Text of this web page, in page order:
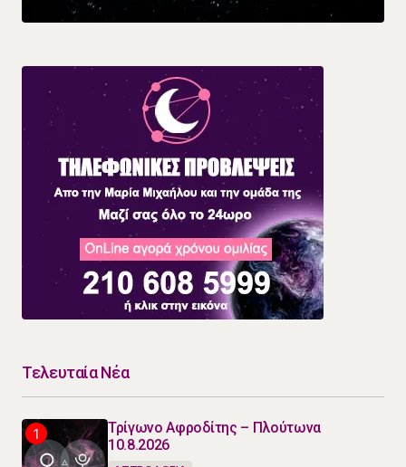
Τελευταία Νέα
Τρίγωνο Αφροδίτης – Πλούτωνα
10.8.2026